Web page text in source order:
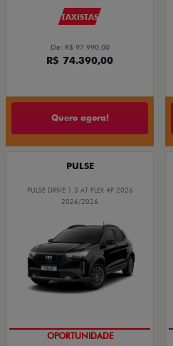
TAXISTAS
De: R$ 97.990,00
R$ 74.390,00
Quero agora!
PULSE
PULSE DRIVE 1.3 AT FLEX 4P 2026
2026/2026
OPORTUNIDADE